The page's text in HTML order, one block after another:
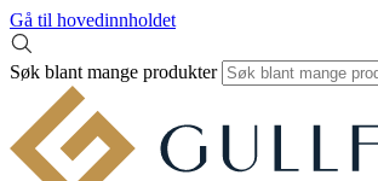
Gå til hovedinnholdet
Søk blant mange produkter